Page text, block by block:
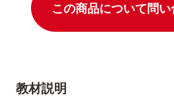
この商品について問い
教材説明